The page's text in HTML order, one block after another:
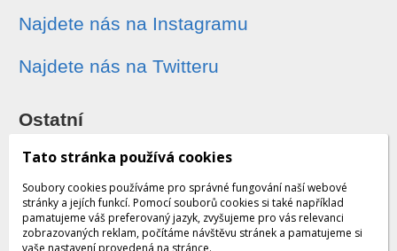
Najdete nás na Instagramu
Najdete nás na Twitteru
Ostatní
Sledování zásilek
Dárkové poukazy
Obchodní podmínky - archiv
Tato stránka používá cookies
Soubory cookies používáme pro správné fungování naší webové
stránky a jejích funkcí. Pomocí souborů cookies si také například
pamatujeme váš preferovaný jazyk, zvyšujeme pro vás relevanci
zobrazovaných reklam, počítáme návštěvu stránek a pamatujeme si
vaše nastavení provedená na stránce.